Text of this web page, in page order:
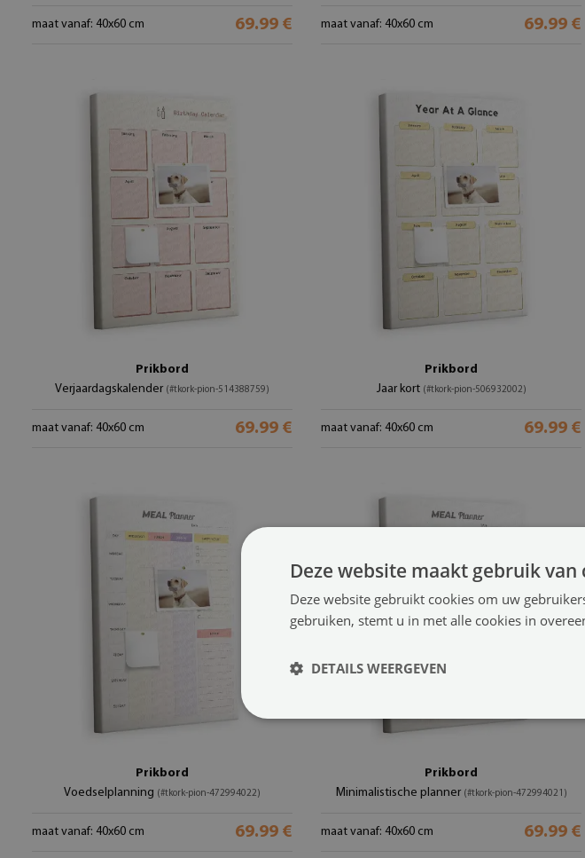
maat vanaf: 40x60 cm 69.99 € maat vanaf: 40x60 cm 69.99 €
Prikbord
Verjaardagskalender (#tkork-pion-514388759)
maat vanaf: 40x60 cm 69.99 €
Prikbord
Jaar kort (#tkork-pion-506932002)
maat vanaf: 40x60 cm 69.99 €
Prikbord
Voedselplanning (#tkork-pion-472994022)
maat vanaf: 40x60 cm 69.99 €
Prikbord
Minimalistische planner (#tkork-pion-472994021)
maat vanaf: 40x60 cm 69.99 €
Deze website maakt gebruik van
Deze website gebruikt cookies om uw
gebruiken, stemt u in met alle cookies in
DETAILS WEERGEVEN